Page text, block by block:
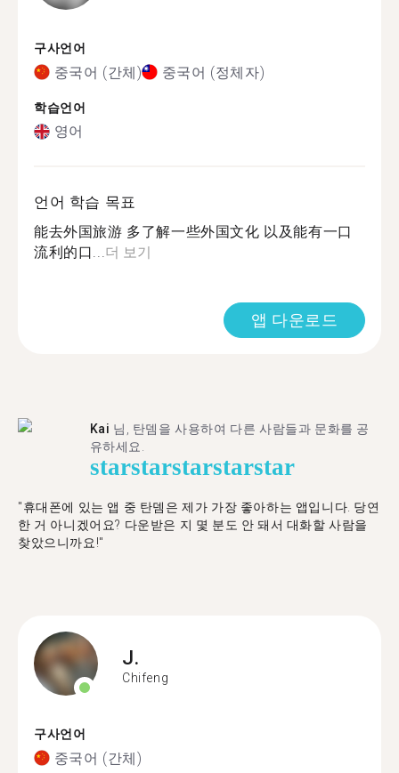
구사언어
중국어 (간체) 중국어 (정체자)
학습언어
영어
언어 학습 목표
能去外国旅游 多了解一些外国文化 以及能有一口
流利的口...더 보기
앱 다운로드
Kai 님, 탄뎀을 사용하여 다른 사람들과 문화를 공
유하세요.
starstarstarstarstar
"휴대폰에 있는 앱 중 탄뎀은 제가 가장 좋아하는 앱입니다. 당연
한 거 아니겠어요? 다운받은 지 몇 분도 안 돼서 대화할 사람을
찾았으니까요!"
J.
Chifeng
구사언어
중국어 (간체)